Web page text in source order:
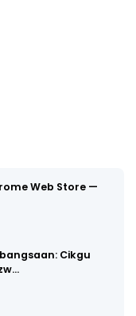
Web Store —
Cikgu